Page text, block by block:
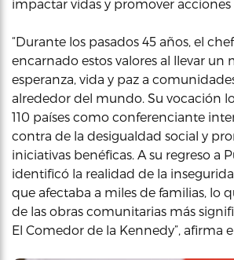
impactar vidas y promover acciones
“Durante los pasados 45 años, el
encarnado estos valores al llevar un
esperanza, vida y paz a
alrededor del mundo. Su vocación
110 países como conferenciante
contra de la desigualdad social y
iniciativas benéficas. A su regreso a
identificó la realidad de la
que afectaba a miles de familias, lo
de las obras comunitarias más
El Comedor de la Kennedy”, afirma